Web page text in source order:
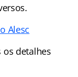
Alesc
detalhes